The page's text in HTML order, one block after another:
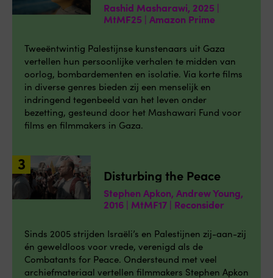
Rashid Masharawi, 2025 |
MtMF25 | Amazon Prime
Tweeëntwintig Palestijnse kunstenaars uit Gaza
vertellen hun persoonlijke verhalen te midden van
oorlog, bombardementen en isolatie. Via korte films
in diverse genres bieden zij een menselijk en
indringend tegenbeeld van het leven onder
bezetting, gesteund door het Mashawari Fund voor
films en filmmakers in Gaza.
Disturbing the Peace
Stephen Apkon, Andrew Young,
2016 | MtMF17 | Reconsider
Sinds 2005 strijden Israëli’s en Palestijnen zij-aan-zij
én geweldloos voor vrede, verenigd als de
Combatants for Peace. Ondersteund met veel
archiefmateriaal vertellen filmmakers Stephen Apkon